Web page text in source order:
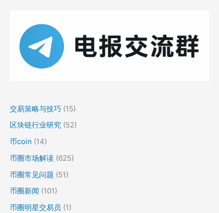
交易策略与技巧 (15)
区块链行业研究 (52)
币coin (14)
币圈市场解读 (625)
币圈常见问题 (51)
币圈新闻 (101)
币圈明星交易员 (1)